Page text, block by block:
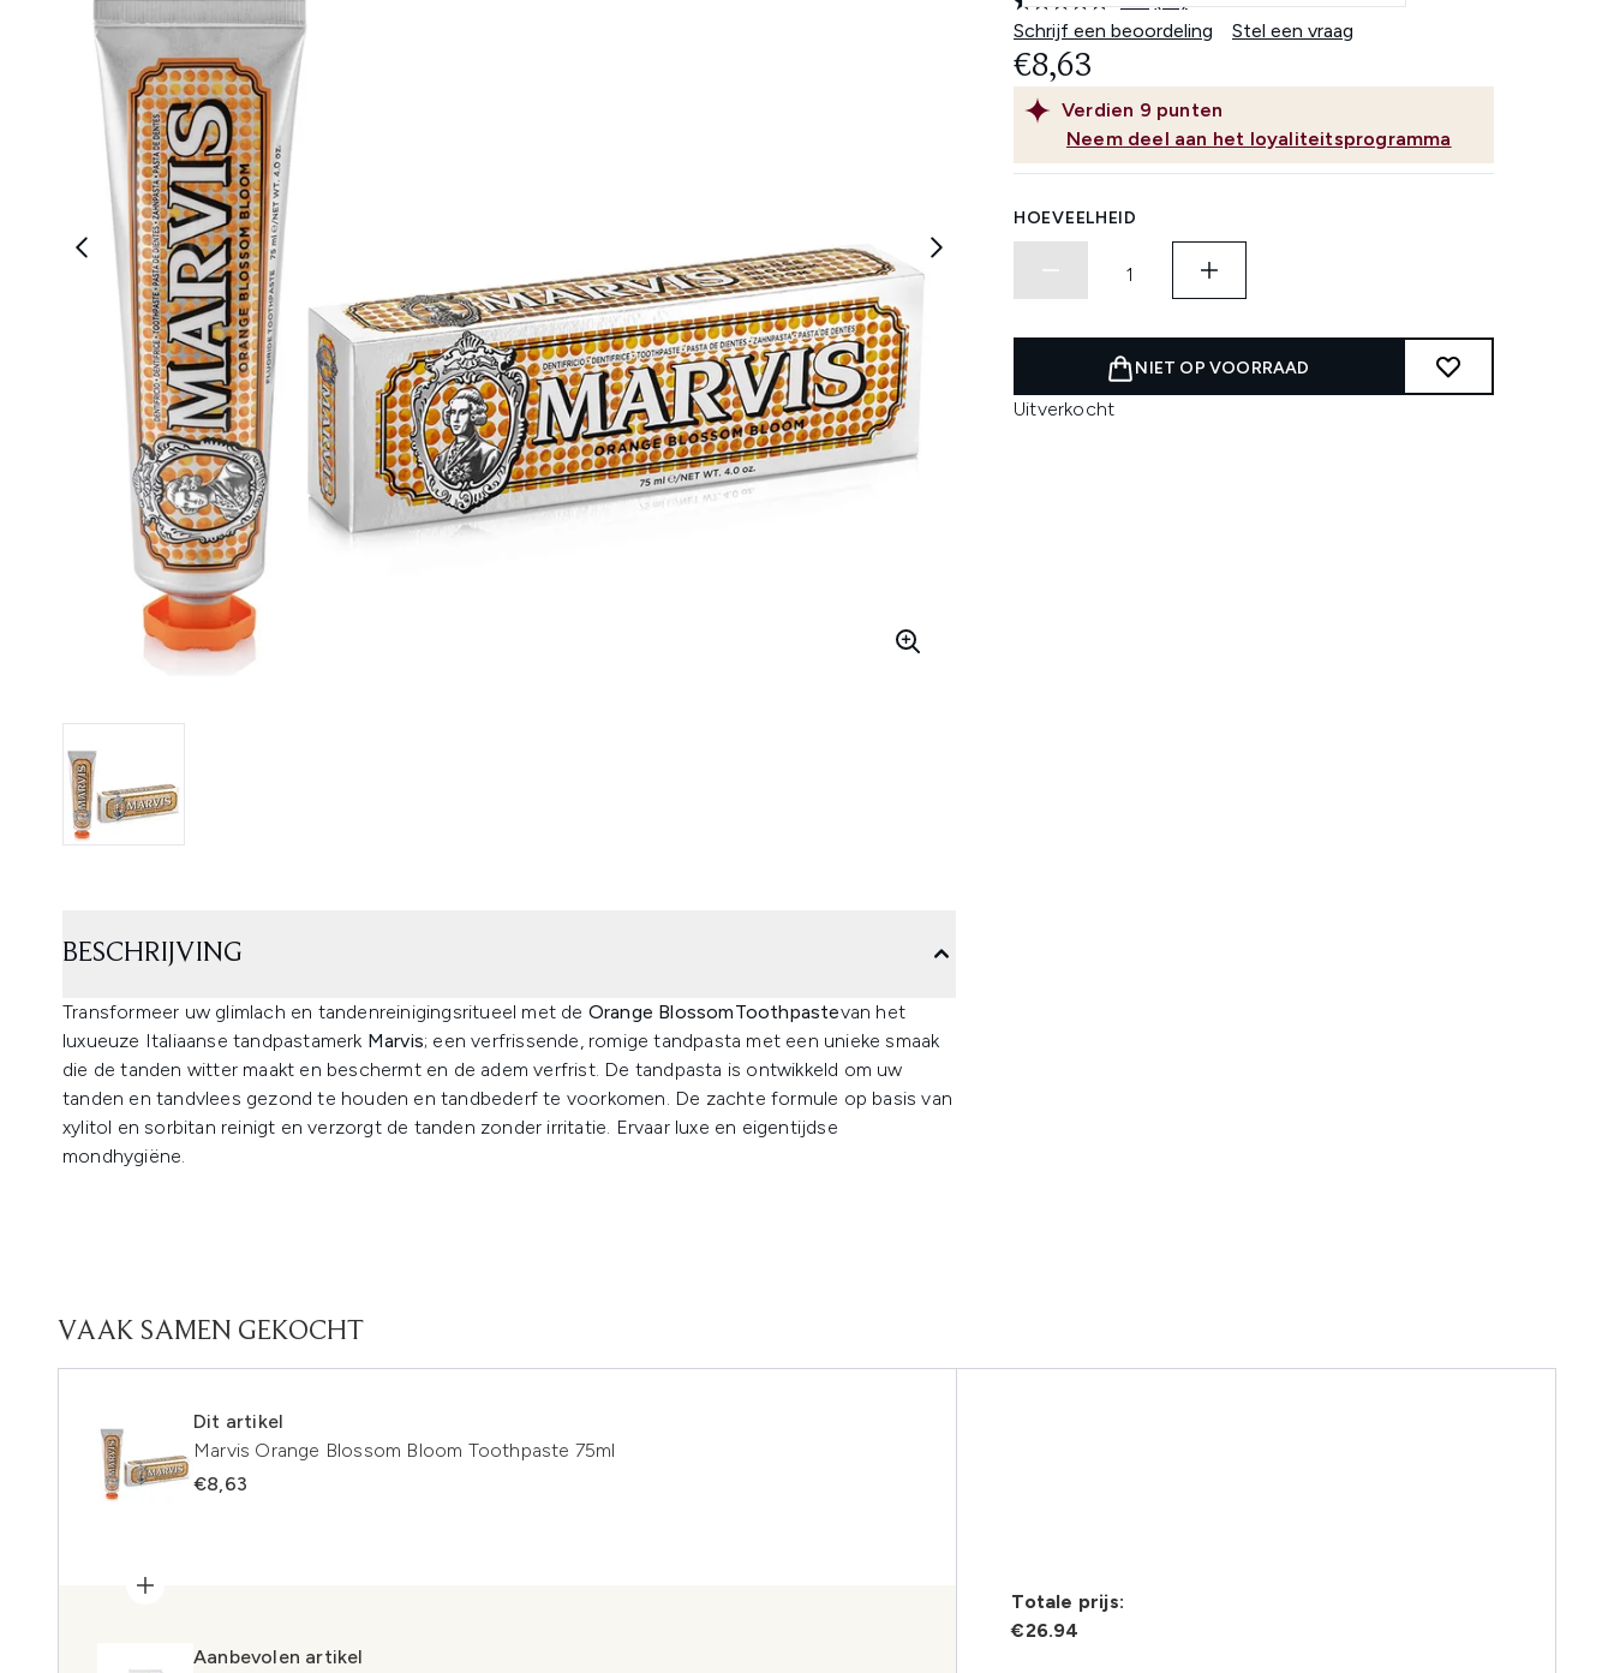
Lees
13
beoordelingen.
paginalink.
Schrijf een beoordeling
Stel een vraag
Verdien 9 punten
Neem deel aan het loyaliteitsprogramma
€8,63
HOEVEELHEID
NIET OP VOORRAAD
Uitverkocht
BESCHRIJVING
Transformeer uw glimlach en tandenreinigingsritueel met de Orange BlossomToothpastevan het
luxueuze Italiaanse tandpastamerk Marvis; een verfrissende, romige tandpasta met een unieke smaak
die de tanden witter maakt en beschermt en de adem verfrist. De tandpasta is ontwikkeld om uw
tanden en tandvlees gezond te houden en tandbederf te voorkomen. De zachte formule op basis van
xylitol en sorbitan reinigt en verzorgt de tanden zonder irritatie. Ervaar luxe en eigentijdse
mondhygiëne.
VAAK SAMEN GEKOCHT
Dit artikel
Marvis Orange Blossom Bloom Toothpaste 75ml
€8,63
Aanbevolen artikel
Totale prijs:
€26.94